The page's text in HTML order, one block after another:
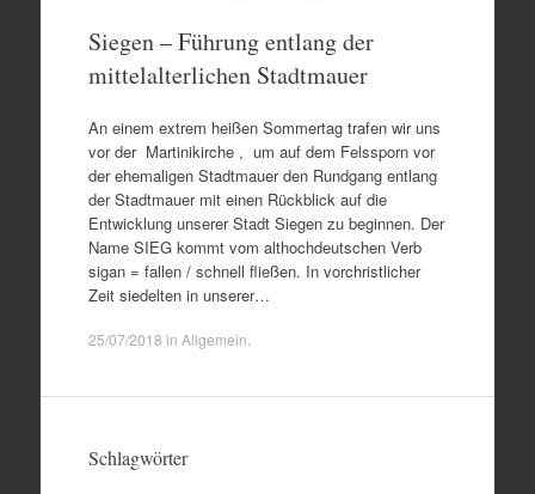
Siegen – Führung entlang der
mittelalterlichen Stadtmauer
An einem extrem heißen Sommertag trafen wir uns
vor der Martinikirche , um auf dem Felssporn vor
der ehemaligen Stadtmauer den Rundgang entlang
der Stadtmauer mit einen Rückblick auf die
Entwicklung unserer Stadt Siegen zu beginnen. Der
Name SIEG kommt vom althochdeutschen Verb
sigan = fallen / schnell fließen. In vorchristlicher
Zeit siedelten in unserer…
25/07/2018 in Allgemein
Schlagwörter